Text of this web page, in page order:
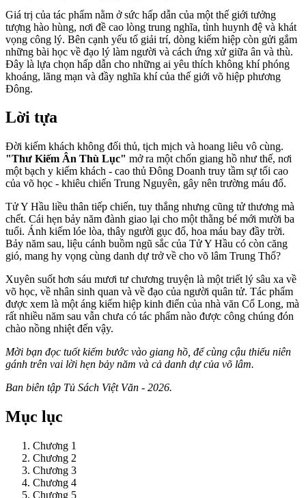
Giá trị của tác phẩm nằm ở sức hấp dẫn của một thế giới tưởng
tượng hào hùng, nơi đề cao lòng trung nghĩa, tình huynh đệ và khát
vọng công lý. Bên cạnh yếu tố giải trí, dòng kiếm hiệp còn gửi gắm
những bài học về đạo lý làm người và cách ứng xử giữa ân và thù.
Đây là lựa chọn hấp dẫn cho những ai yêu thích không khí phóng
khoáng, lãng mạn và đầy nghĩa khí của thế giới võ hiệp phương
Đông.
Lời tựa
Đời kiếm khách không đối thủ, tịch mịch và hoang liêu vô cùng.
"Thư Kiếm Ân Thù Lục" mở ra một chốn giang hồ như thế, nơi
một bạch y kiếm khách - cao thủ Đông Doanh truy tầm sự tối cao
của võ học - khiêu chiến Trung Nguyên, gây nên trường máu đổ.
Tử Y Hầu liều thân tiếp chiến, tuy thắng nhưng cũng tử thương mà
chết. Cái hẹn bảy năm đành giao lại cho một thằng bé mới mười ba
tuổi. Ánh kiếm lóe lòa, thây người gục đổ, hoa máu bay đầy trời.
Bảy năm sau, liệu cánh buồm ngũ sắc của Tử Y Hầu có còn căng
gió, mang hy vọng cùng danh dự trở về cho võ lâm Trung Thổ?
Xuyên suốt hơn sáu mươi tư chương truyện là một triết lý sâu xa về
võ học, về nhân sinh quan và về đạo của người quân tử. Tác phẩm
được xem là một áng kiếm hiệp kinh điển của nhà văn Cổ Long, mà
rất nhiều năm sau vẫn chưa có tác phẩm nào được công chúng đón
chào nồng nhiệt đến vậy.
Mời bạn đọc tuốt kiếm bước vào giang hồ, để cùng cậu thiếu niên
gánh trên vai lời hẹn bảy năm và cả danh dự của võ lâm.
Ban biên tập Tủ Sách Việt Văn - 2026.
Mục lục
Chương 1
Chương 2
Chương 3
Chương 4
Chương 5